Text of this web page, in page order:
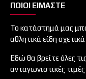
ΠΟΙΟΙ ΕΙΜΑΣΤΕ
Το κατάστημά μας
αθλητικά είδη
Εδώ θα βρείτε όλες
ανταγωνιστικές